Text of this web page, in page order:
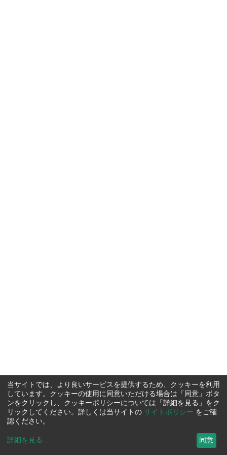
当サイトでは、より良いサービスを提供するため、クッキーを利用
しています。クッキーの使用に同意いただける場合は「同意」ボタ
ンをクリックし、クッキーポリシーについては「詳細を見る」をク
リックしてください。詳しくは当サイトの サイトポリシー をご確
認ください。
詳細を見る ... 同意